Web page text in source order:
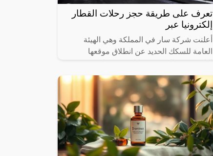
تعرف على طريقة حجز رحلات القطار
إلكترونيا عبر
أعلنت شركة سار في المملكة وهي الهيئة
العامة للسكك الحديد عن انطلاق موقعها
الأشخاص حجز القطارات ومعرفة المواعيد
المختلفة لها،